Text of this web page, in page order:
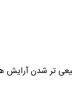
تر شدن آرایش